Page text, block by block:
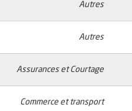
Autres
Autres
Assurances et Courtage
Commerce et transport